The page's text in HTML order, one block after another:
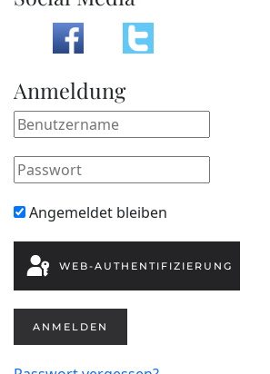
Anmeldung
Angemeldet bleiben
WEB-AUTHENTIFIZIERUNG
ANMELDEN